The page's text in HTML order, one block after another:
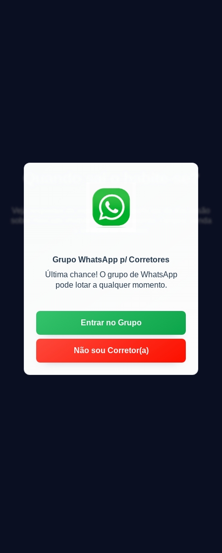
Grupo WhatsApp p/ Corretores
Última chance! O grupo de WhatsApp
pode lotar a qualquer momento.
Entrar no Grupo
Não sou Corretor(a)
Quando sai o habite-se?
Veja respostas de especialistas e participe da discussão
sobre mercado imobiliário, financiamento, compra, venda
e locação de imóveis